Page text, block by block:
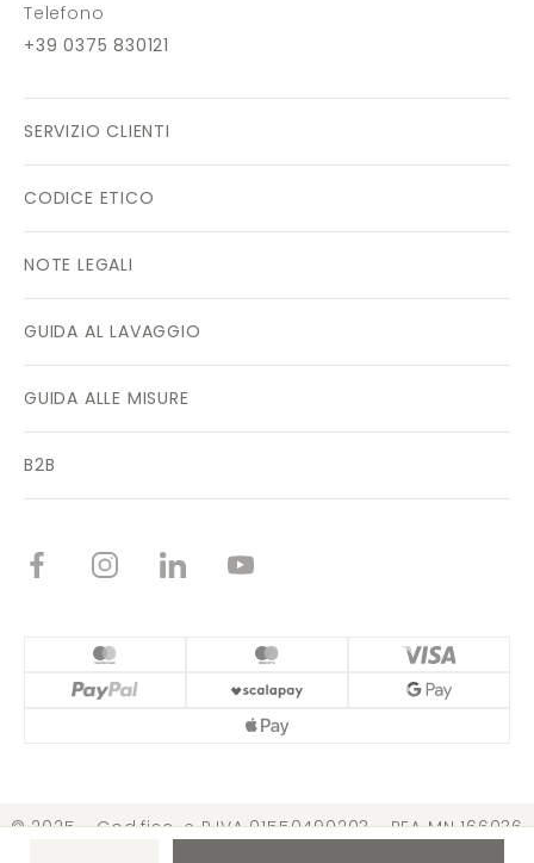
Telefono
+39 0375 830121
SERVIZIO CLIENTI
CODICE ETICO
NOTE LEGALI
GUIDA AL LAVAGGIO
GUIDA ALLE MISURE
B2B
© 2025 - Cod.fisc. e P.IVA 01550490203 - REA MN 166036